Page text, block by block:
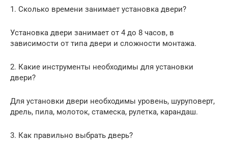
1. Сколько времени занимает установка двери?
Установка двери занимает от 4 до 8 часов, в
зависимости от типа двери и сложности монтажа.
2. Какие инструменты необходимы для установки
двери?
Для установки двери необходимы уровень, шуруповерт,
дрель, пила, молоток, стамеска, рулетка, карандаш.
3. Как правильно выбрать дверь?